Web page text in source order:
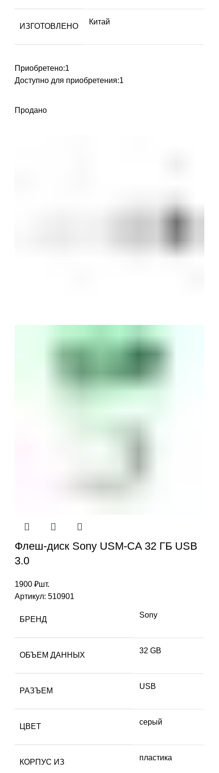
ИЗГОТОВЛЕНО
Китай
Приобретено:1
Доступно для приобретения:1
Продано
Флеш-диск Sony USM-CA 32 ГБ USB
3.0
1900 ₽шт.
Артикул: 510901
БРЕНД
Sony
ОБЪЕМ ДАННЫХ
32 GB
РАЗЪЕМ
USB
ЦВЕТ
серый
КОРПУС ИЗ
пластика